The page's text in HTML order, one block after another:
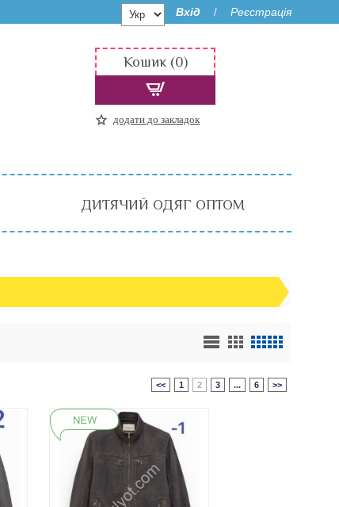
Вхід / Реєстрація
Кошик (0)
додати до закладок
ДИТЯЧИЙ ОДЯГ ОПТОМ
<< 1 2 3 ... 6 >>